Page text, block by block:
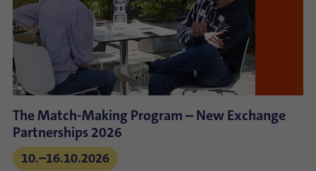
The Match-Making Program – New Exchange
Partnerships 2026
10.–16.10.2026